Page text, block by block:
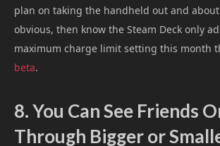
plan on taking the handheld out and
obvious, then know the Steam Deck only
maximum charge limit setting this month
beta.
8. You Can See Friends
Through Bigger or